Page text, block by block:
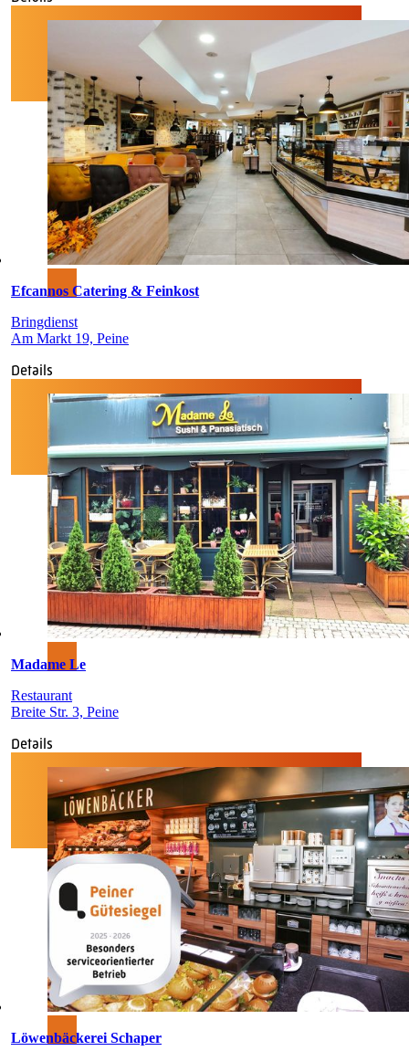
Efcannos Catering & Feinkost
Bringdienst
Am Markt 19, Peine
Details
Madame Le
Restaurant
Breite Str. 3, Peine
Details
Löwenbäckerei Schaper